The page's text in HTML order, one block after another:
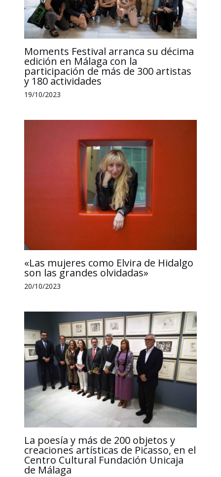
Moments Festival arranca su décima
edición en Málaga con la
participación de más de 300 artistas
y 180 actividades
19/10/2023
«Las mujeres como Elvira de Hidalgo
son las grandes olvidadas»
20/10/2023
La poesía y más de 200 objetos y
creaciones artísticas de Picasso, en el
Centro Cultural Fundación Unicaja
de Málaga